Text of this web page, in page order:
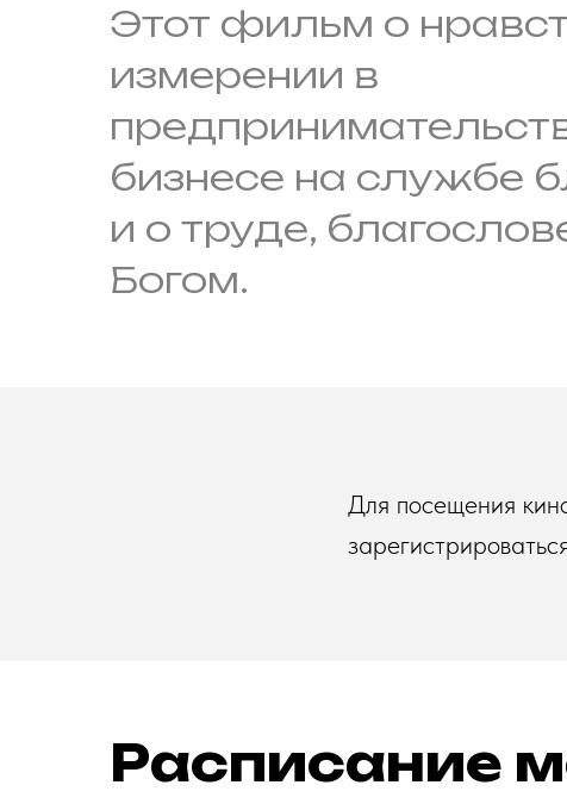
Этот фильм о
измерении в
бизнесе на службе
и о труде,
Богом.
Для посещения
Расписание